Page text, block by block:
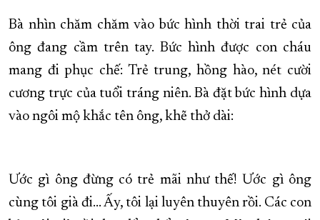
Bà nhìn chăm chăm vào bức hình thời trai trẻ của
ông đang cầm trên tay. Bức hình được con cháu
mang đi phục chế: Trẻ trung, hồng hào, nét cười
cương trực của tuổi tráng niên. Bà đặt bức hình dựa
vào ngôi mộ khắc tên ông, khẽ thở dài:
Ước gì ông đừng có trẻ mãi như thế! Ước gì ông
cùng tôi già đi… Ấy, tôi lại luyên thuyên rồi. Các con